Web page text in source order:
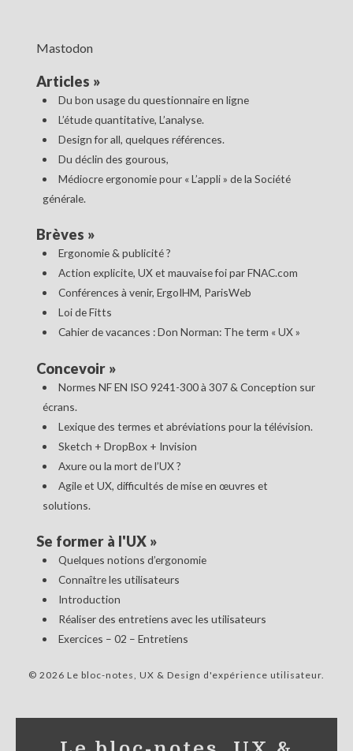
Mastodon
Articles »
Du bon usage du questionnaire en ligne
L’étude quantitative, L’analyse.
Design for all, quelques références.
Du déclin des gourous,
Médiocre ergonomie pour « L’appli » de la Société
générale.
Brèves »
Ergonomie & publicité ?
Action explicite, UX et mauvaise foi par FNAC.com
Conférences à venir, ErgoIHM, ParisWeb
Loi de Fitts
Cahier de vacances : Don Norman: The term « UX »
Concevoir»
Normes NF EN ISO 9241-300 à 307 & Conception sur
écrans.
Lexique des termes et abréviations pour la télévision.
Sketch + DropBox + Invision
Axure ou la mort de l’UX ?
Agile et UX, difficultés de mise en œuvres et
solutions.
Se former à l'UX»
Quelques notions d’ergonomie
Connaître les utilisateurs
Introduction
Réaliser des entretiens avec les utilisateurs
Exercices – 02 – Entretiens
© 2026 Le bloc-notes, UX & Design d'expérience utilisateur